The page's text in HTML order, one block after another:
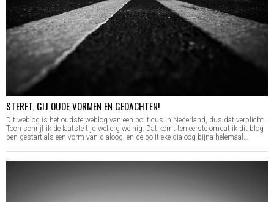
STERFT, GIJ OUDE VORMEN EN GEDACHTEN!
Dit weblog is het oudste weblog van een politicus in Nederland, dus dat verplicht.
Toch schrijf ik de laatste tijd wel erg weinig. Dat komt ten eerste omdat ik dit blog
ben gestart als een vorm van dialoog, en de politieke dialoog bijna helemaal…